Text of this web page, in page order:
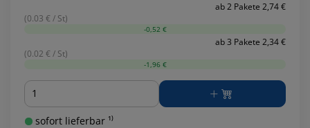
ab 2 Pakete 2,74 €
(0.03 € / St)
-0,52 €
ab 3 Pakete 2,34 €
(0.02 € / St)
-1,96 €
Menge
sofort lieferbar ¹⁾